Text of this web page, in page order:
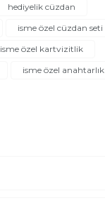
hediyelik cüzdan
isme özel cüzdan seti
isme özel kartvizitlik
isme özel anahtarlık